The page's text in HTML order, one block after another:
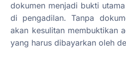
dokumen menjadi bukti
di pengadilan. Tanpa
akan kesulitan membuktikan
yang harus dibayarkan oleh